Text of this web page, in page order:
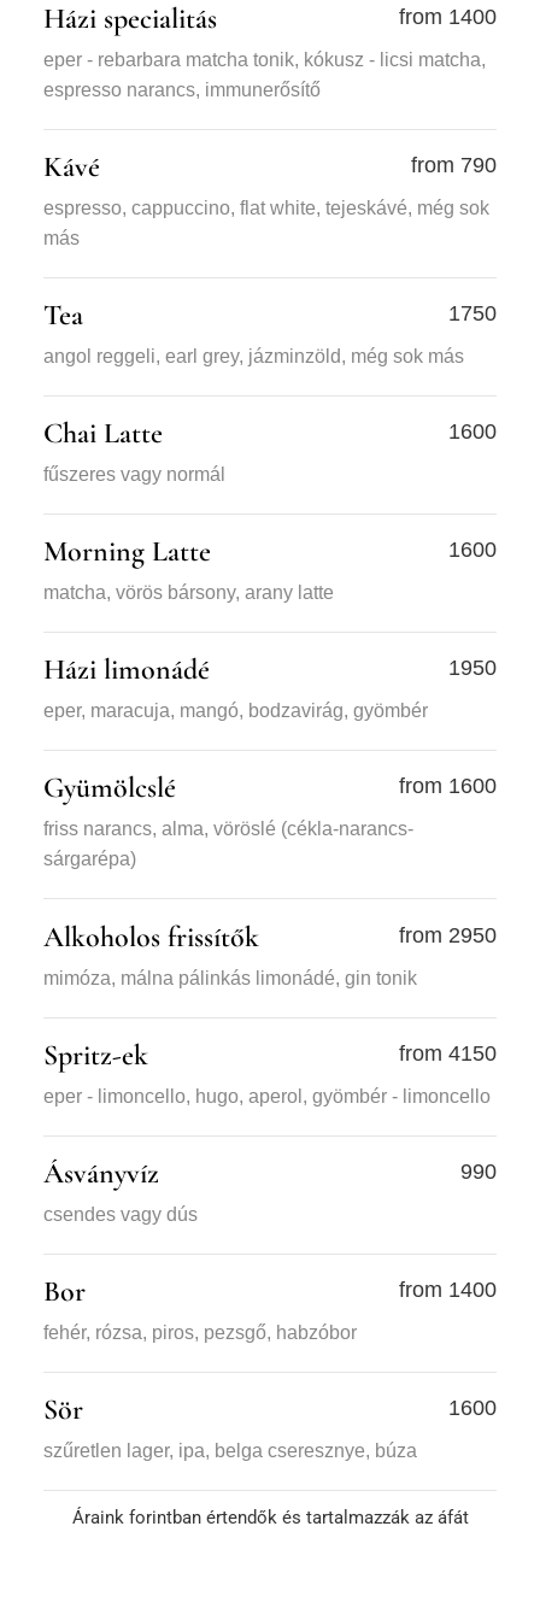
Házi specialitás from 1400
eper - rebarbara matcha tonik, kókusz - licsi matcha,
espresso narancs, immunerősítő
Kávé from 790
espresso, cappuccino, flat white, tejeskávé, még sok
más
Tea 1750
angol reggeli, earl grey, jázminzöld, még sok más
Chai Latte 1600
fűszeres vagy normál
Morning Latte 1600
matcha, vörös bársony, arany latte
Házi limonádé 1950
eper, maracuja, mangó, bodzavirág, gyömbér
Gyümölcslé from 1600
friss narancs, alma, vöröslé (cékla-narancs-
sárgarépa)
Alkoholos frissítők from 2950
mimóza, málna pálinkás limonádé, gin tonik
Spritz-ek from 4150
eper - limoncello, hugo, aperol, gyömbér - limoncello
Ásványvíz 990
csendes vagy dús
Bor from 1400
fehér, rózsa, piros, pezsgő, habzóbor
Sör 1600
szűretlen lager, ipa, belga cseresznye, búza
Áraink forintban értendők és tartalmazzák az áfát